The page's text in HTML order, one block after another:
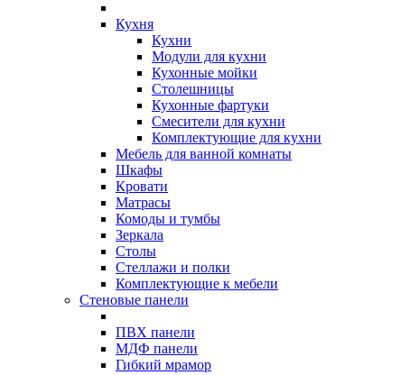
Кухня
Кухни
Модули для кухни
Кухонные мойки
Столешницы
Кухонные фартуки
Смесители для кухни
Комплектующие для кухни
Мебель для ванной комнаты
Шкафы
Кровати
Матрасы
Комоды и тумбы
Зеркала
Столы
Стеллажи и полки
Комплектующие к мебели
Стеновые панели
ПВХ панели
МДФ панели
Гибкий мрамор